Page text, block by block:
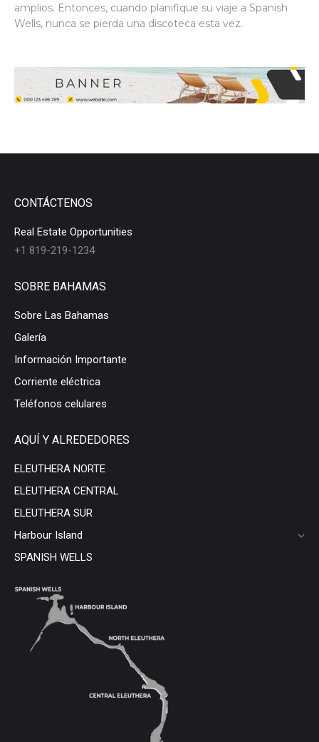
amplios. Entonces, cuando planifique su viaje a Spanish
Wells, nunca se pierda una discoteca esta vez.
CONTÁCTENOS
Real Estate Opportunities
+1 819-219-1234
SOBRE BAHAMAS
Sobre Las Bahamas
Galería
Información Importante
Corriente eléctrica
Teléfonos celulares
AQUÍ Y ALREDEDORES
ELEUTHERA NORTE
ELEUTHERA CENTRAL
ELEUTHERA SUR
Harbour Island
SPANISH WELLS